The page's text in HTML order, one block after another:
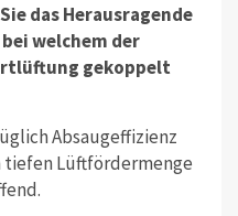
das Herausragende
welchem der
gekoppelt
Absaugeffizienz
Lüftfördermenge